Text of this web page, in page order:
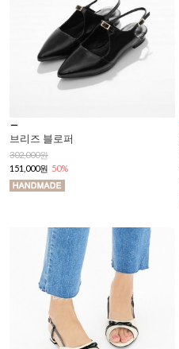
브리즈 블로퍼
302,000원
151,000원 50%